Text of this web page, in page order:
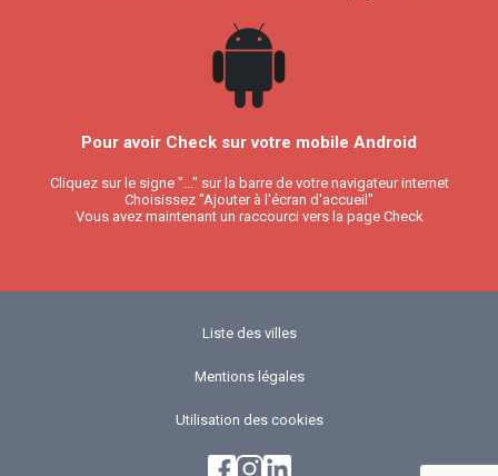
Pour avoir Check sur votre mobile Android
Cliquez sur le signe "..." sur la barre de votre navigateur internet
Choisissez "Ajouter à l'écran d'accueil"
Vous avez maintenant un raccourci vers la page Check
Liste des villes
Mentions légales
Utilisation des cookies